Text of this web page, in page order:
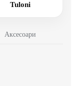
Tuloni
Аксесоари